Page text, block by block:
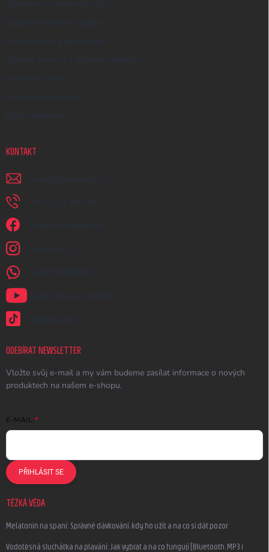
Reklamace a reklamační řád
Způsoby dopravy a platby
Velkoobchod a spolupráce
Zakázky na míru a dárkové předměty
Kreativní Česko
Hodnocení obchodu
Moje objednávka
KONTAKT
napiste @ earplugs.cz
+420 731 389 483
Jsme na Facebooku!
earplugs_cz
+420731389483
Naše videa na YouTube
@earplugs.cz
ODEBÍRAT NEWSLETTER
Vložte svůj e-mail a my vám budeme zasílat informace o nových
produktech na našem e-shopu.
E-MAIL
PŘIHLÁSIT SE
TĚŽKÁ VĚDA
Melatonin na spaní: Správné dávkování, kdy ho užít a na co si dát pozor
Vodotěsná sluchátka na plavání: Jak vybrat a na co fungují (Bluetooth, MP3 i